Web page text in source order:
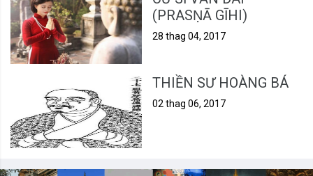
(PRASṆĀ GĪHI)
28 thag 04, 2017
THIỀN SƯ HOÀNG BÁ
02 thag 06, 2017